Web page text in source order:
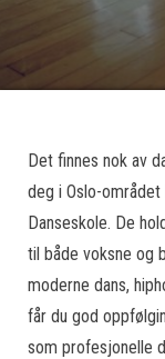
Det finnes nok av
deg i Oslo-
Danseskole. De
til både voksne og
moderne dans,
får du god
som profesjonelle